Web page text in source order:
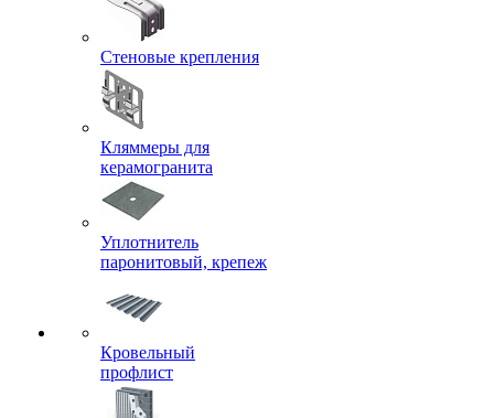
Стеновые крепления
Кляммеры для
керамогранита
Уплотнитель
паронитовый, крепеж
Кровельный
профлист